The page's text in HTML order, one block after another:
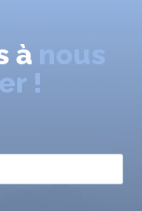
à nous
!